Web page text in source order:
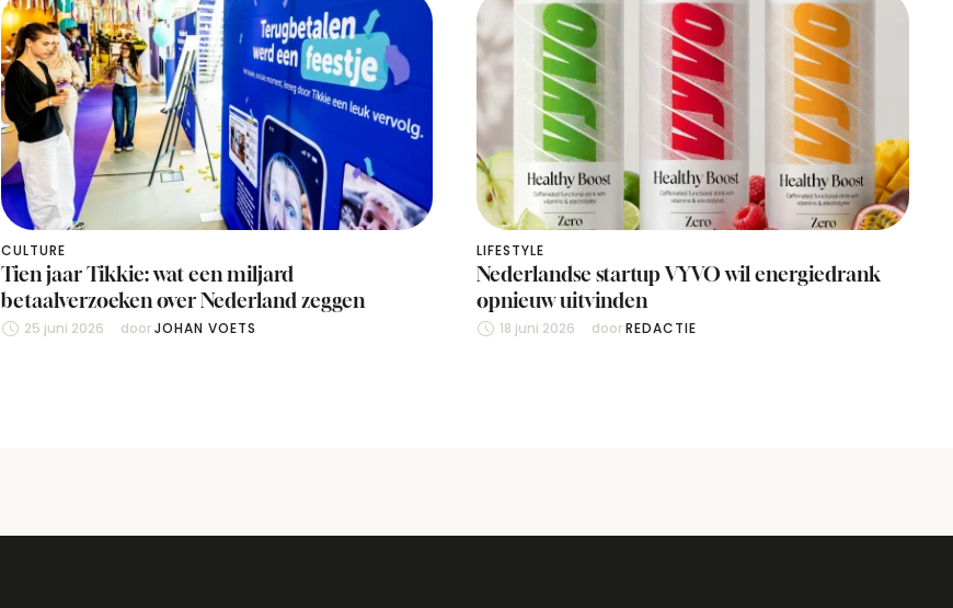
CULTURE
Tien jaar Tikkie: wat een miljard
betaalverzoeken over Nederland zeggen
25 juni 2026 door JOHAN VOETS
LIFESTYLE
Nederlandse startup VYVO wil energiedrank
opnieuw uitvinden
18 juni 2026 door REDACTIE